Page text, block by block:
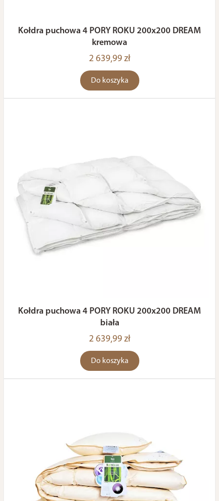
Kołdra puchowa 4 PORY ROKU 200x200 DREAM
kremowa
2 639,99 zł
Do koszyka
Kołdra puchowa 4 PORY ROKU 200x200 DREAM
biała
2 639,99 zł
Do koszyka